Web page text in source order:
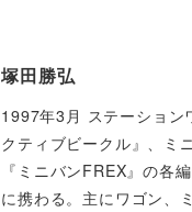
塚田勝弘
1997年3月 ステーション
クティブビークル』、ミ
『ミニバンFREX』の各
に携わる。主にワゴン、